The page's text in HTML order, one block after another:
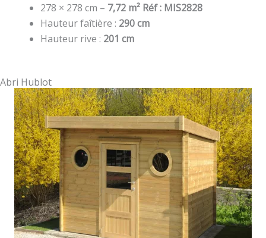
278 × 278 cm – 7,72 m² Réf : MIS2828
Hauteur faîtière : 290 cm
Hauteur rive : 201 cm
Abri Hublot